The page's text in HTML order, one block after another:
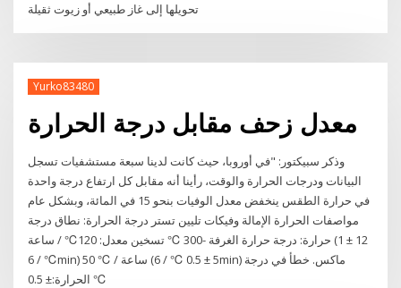
تحويلها إلى غاز طبيعي أو زيوت ثقيلة
Yurko83480
معدل زحف مقابل درجة الحرارة
وذكر سبيكتور: "في أوروبا، حيث كانت لدينا سبعة مستشفيات تسجل
البيانات ودرجات الحرارة والوقت، رأينا أنه مقابل كل ارتفاع درجة واحدة
في حرارة الطقس ينخفض معدل الوفيات بنحو 15 في المائة، وبشكل عام
مواصفات الحرارة الإمالة وفيكات تليين تستر درجة الحرارة: نطاق درجة
حرارة: درجة حرارة الغرفة -300 ℃ تسخين معدل: 120℃ / ساعة (12 ± 1
℃ / 6min) 50 ℃ / ساعة (5 ± 0.5 ℃ / 6min) ماكس. خطأ في درجة
الحرارة:± 0.5 ℃